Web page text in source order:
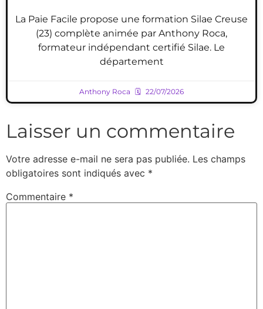
La Paie Facile propose une formation Silae Creuse
(23) complète animée par Anthony Roca,
formateur indépendant certifié Silae. Le
département
Anthony Roca 22/07/2026
Laisser un commentaire
Votre adresse e-mail ne sera pas publiée. Les champs
obligatoires sont indiqués avec *
Commentaire *